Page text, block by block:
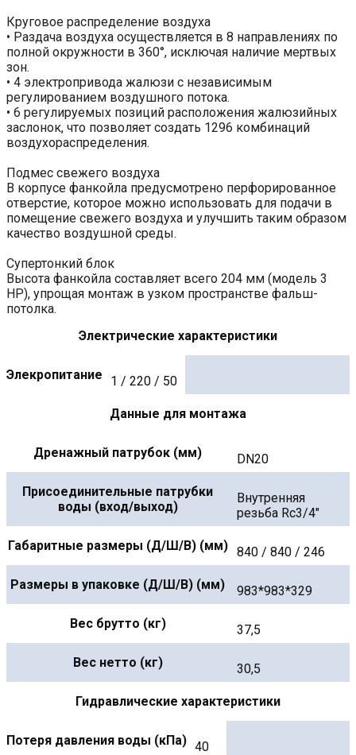
Круговое распределение воздуха
• Раздача воздуха осуществляется в 8 направлениях по
полной окружности в 360°, исключая наличие мертвых
зон.
• 4 электропривода жалюзи с независимым
регулированием воздушного потока.
• 6 регулируемых позиций расположения жалюзийных
заслонок, что позволяет создать 1296 комбинаций
воздухораспределения.
Подмес свежего воздуха
В корпусе фанкойла предусмотрено перфорированное
отверстие, которое можно использовать для подачи в
помещение свежего воздуха и улучшить таким образом
качество воздушной среды.
Супертонкий блок
Высота фанкойла составляет всего 204 мм (модель 3
HP), упрощая монтаж в узком пространстве фальш-
потолка.
Электрические характеристики
Элекропитание 1 / 220 / 50
Данные для монтажа
Дренажный патрубок (мм) DN20
Присоединительные патрубки
воды (вход/выход)
Внутренняя
резьба Rc3/4"
Габаритные размеры (Д/Ш/В) (мм) 840 / 840 / 246
Размеры в упаковке (Д/Ш/В) (мм) 983*983*329
Вес брутто (кг) 37,5
Вес нетто (кг) 30,5
Гидравлические характеристики
Потеря давления воды (кПа) 40